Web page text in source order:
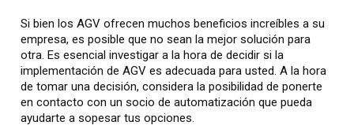
Si bien los AGV ofrecen muchos beneficios increíbles a su
empresa, es posible que no sean la mejor solución para
otra. Es esencial investigar a la hora de decidir si la
implementación de AGV es adecuada para usted. A la hora
de tomar una decisión, considera la posibilidad de ponerte
en contacto con un socio de automatización que pueda
ayudarte a sopesar tus opciones.